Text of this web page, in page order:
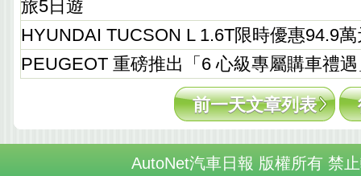
旅5日遊
HYUNDAI TUCSON L 1.6T限時優惠94.9萬
PEUGEOT 重磅推出「6 心級專屬購車禮
前一天文章列表
AutoNet汽車日報 版權所有 禁